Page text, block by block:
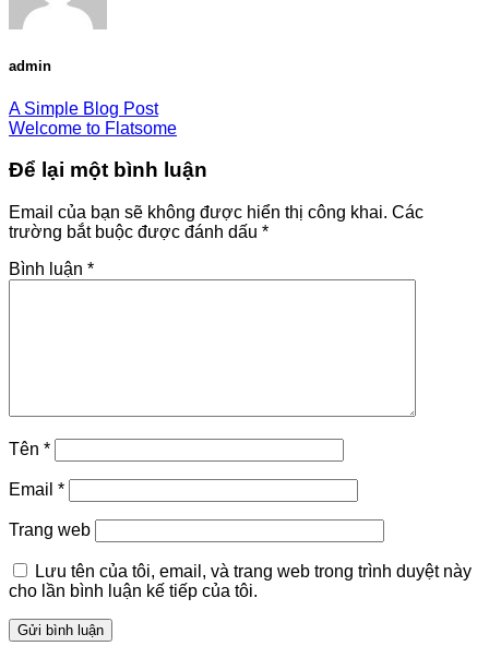
admin
A Simple Blog Post
Welcome to Flatsome
Để lại một bình luận
Email của bạn sẽ không được hiển thị công khai. Các
trường bắt buộc được đánh dấu *
Bình luận *
Tên *
Email *
Trang web
Lưu tên của tôi, email, và trang web trong trình duyệt này
cho lần bình luận kế tiếp của tôi.